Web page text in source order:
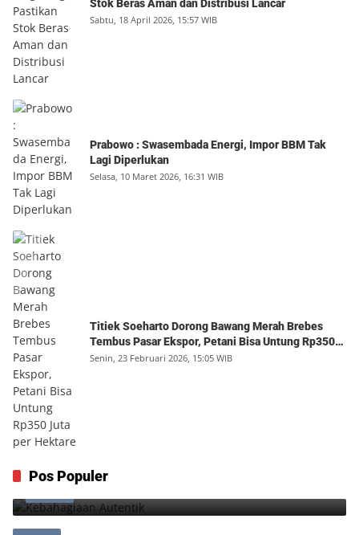
Stok Beras Aman dan Distribusi Lancar
Sabtu, 18 April 2026, 15:57 WIB
Prabowo : Swasembada Energi, Impor BBM Tak
Lagi Diperlukan
Selasa, 10 Maret 2026, 16:31 WIB
Titiek Soeharto Dorong Bawang Merah Brebes
Tembus Pasar Ekspor, Petani Bisa Untung Rp350
Juta per Hektare
Senin, 23 Februari 2026, 15:05 WIB
Pos Populer
1 Kebahagiaan Autentik